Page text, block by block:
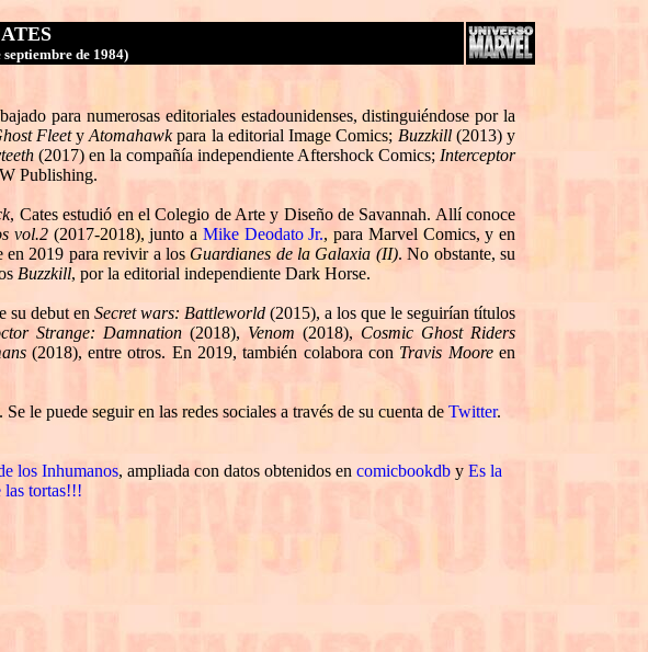
de 1984)
para numerosas editoriales estadounidenses, distinguiéndose por la
FleetyAtomahawkpara la editorial Image Comics; Buzzkill(2013) y
(2017) en la compañía independiente Aftershock Comics; Interceptor
Publishing.
, Cates estudió en el Colegio de Arte y Diseño de Savannah. Allí conoce
vol.2 (2017-2018), junto a Mike Deodato Jr., para Marvel Comics, y en
en 2019 para revivir a los Guardianes de la Galaxia (II). No obstante, su
Buzzkill, por la editorial independiente Dark Horse.
su debut en Secret wars: Battleworld (2015), a los que le seguirían títulos
Strange: Damnation(2018), Venom (2018), Cosmic Ghost Riders
(2018), entre otros. En 2019, también colabora con Travis Mooreen
le puede seguir en las redes sociales a través de su cuenta de Twitter.
los Inhumanos, ampliada con datos obtenidos en comicbookdb y Es la
las tortas!!!